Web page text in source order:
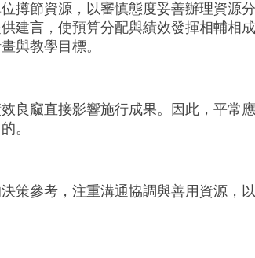
撙節資源，以審慎態度妥善辦理資源
建言，使預算分配與績效發揮相輔相
與教學目標。
良窳直接影響施行成果。因此，平常
。
策參考，注重溝通協調與善用資源，